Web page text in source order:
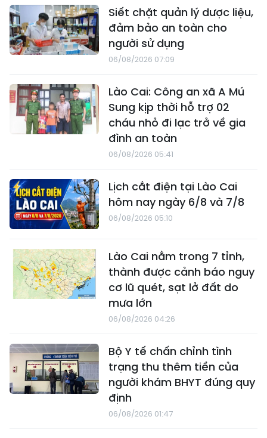
Siết chặt quản lý dược liệu,
đảm bảo an toàn cho
người sử dụng
06/08/2026 07:09
Lào Cai: Công an xã A Mú
Sung kịp thời hỗ trợ 02
cháu nhỏ đi lạc trở về gia
đình an toàn
06/08/2026 05:41
Lịch cắt điện tại Lào Cai
hôm nay ngày 6/8 và 7/8
06/08/2026 05:10
Lào Cai nằm trong 7 tỉnh,
thành được cảnh báo nguy
cơ lũ quét, sạt lở đất do
mưa lớn
06/08/2026 04:26
Bộ Y tế chấn chỉnh tình
trạng thu thêm tiền của
người khám BHYT đúng quy
định
06/08/2026 01:47